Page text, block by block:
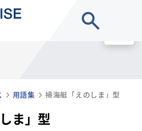
用語集 掃海艇「えのしま」型
ま」型